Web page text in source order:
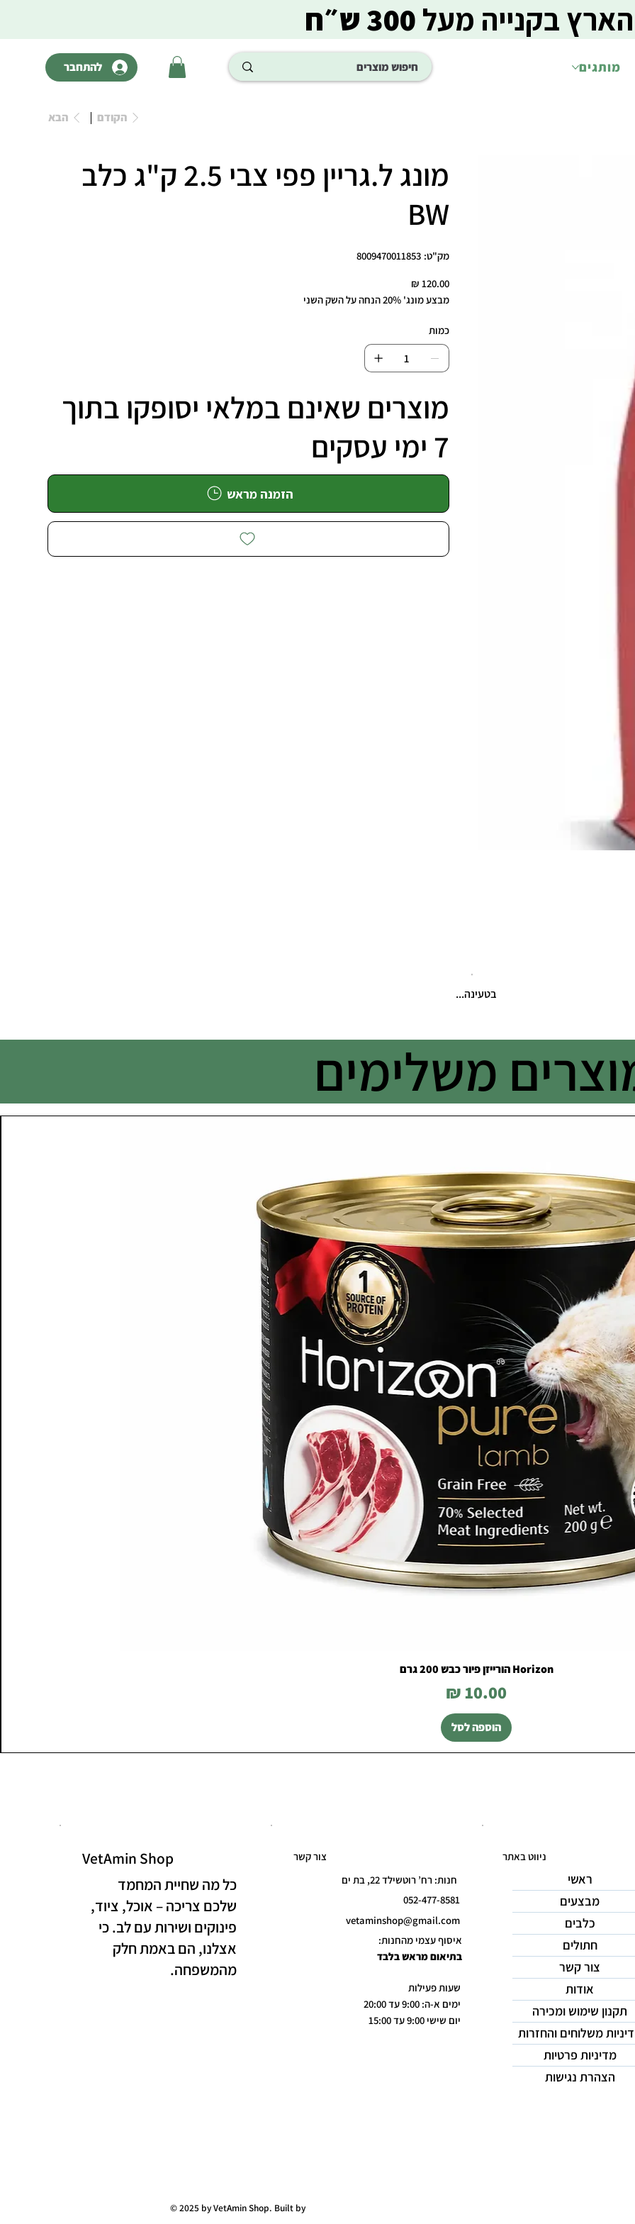
מותגים להתחבר
בקנייה מעל300 ש״ח
הקודם הבא
מונג ל.גריין פפי צבי 2.5 ק"ג כלב
BW
מק"ט:
מק"ט
8009470011853
8009470011853
מחיר
‏120.00 ‏₪
מבצע מונג' 20% הנחה על השק השני
כמות
מוצרים שאינם במלאי יסופקו בתוך
7 ימי עסקים
הזמנה מראש
בטעינה...
משלימים
Horizon הורייזן פיור כבש 200 גרם
מחיר
הוספה לסל
VetAmin Shop
כל מה שחיית המחמד
שלכם צריכה – אוכל, ציוד,
פינוקים ושירות עם לב. כי
אצלנו, הם באמת חלק
מהמשפחה.
חנות: רח’ רוטשילד 22, בת ים
052-477-8581
vetaminshop@gmail.com
איסוף עצמי מהחנות:
בתיאום מראש בלבד
שעות פעילות
ימים א-ה: 9:00 עד 20:00
יום שישי 9:00 עד 15:00
צור קשר ניווט באתר
ראשי
מבצעים
כלבים
חתולים
צור קשר
אודות
תקנון שימוש ומכירה
משלוחים והחזרות
מדיניות פרטיות
הצהרת נגישות
© 2025 by VetAmin Shop. Built by